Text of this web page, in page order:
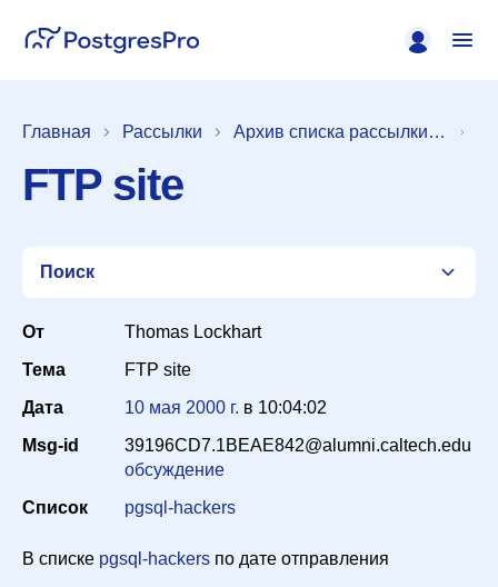
Главная Рассылки Архив списка рассылки [pgsql-hackers]
FTP site
Поиск
Период
От
Thomas Lockhart
Тема
FTP site
Дата
10 мая 2000 г. в 10:04:02
Msg-id
39196CD7.1BEAE842@alumni.caltech.edu
обсуждение
Список
pgsql-hackers
В списке pgsql-hackers по дате отправления